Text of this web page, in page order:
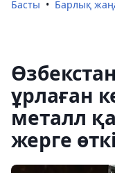
Басты Барлық
ұрлаған
металл
жерге